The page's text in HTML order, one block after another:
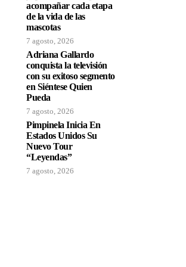
acompañar cada etapa
de la vida de las
mascotas
7 agosto, 2026
Adriana Gallardo
conquista la televisión
con su exitoso segmento
en Siéntese Quien
Pueda
7 agosto, 2026
Pimpinela Inicia En
Estados Unidos Su
Nuevo Tour
“Leyendas”
7 agosto, 2026